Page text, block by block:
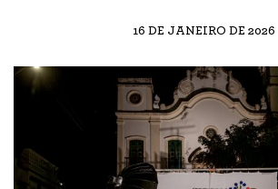
16 DE JANEIRO DE 2026